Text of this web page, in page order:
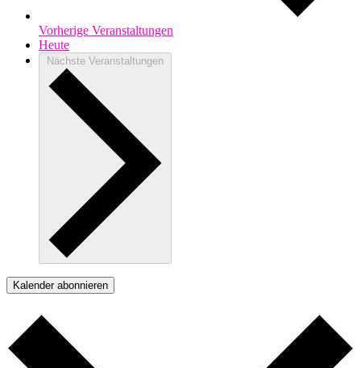
Vorherige Veranstaltungen
Heute
Nächste Veranstaltungen
Kalender abonnieren